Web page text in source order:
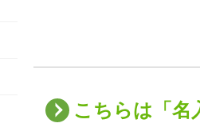
こちらは「名